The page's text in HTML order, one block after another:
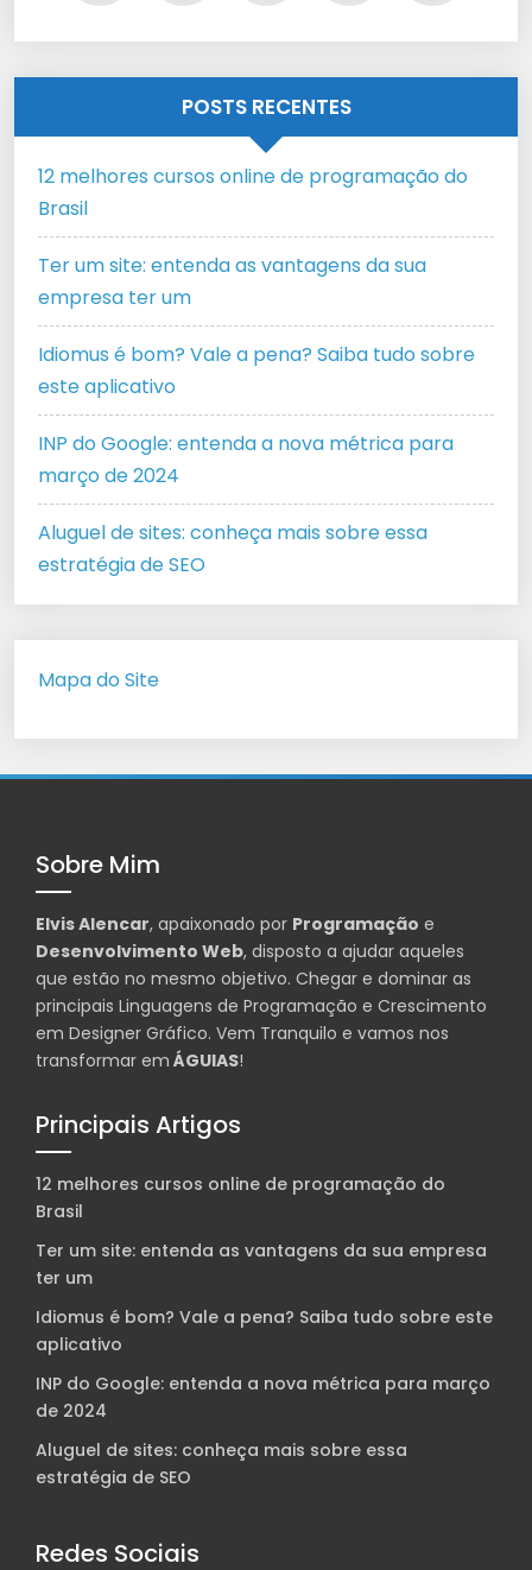
POSTS RECENTES
12 melhores cursos online de programação do
Brasil
Ter um site: entenda as vantagens da sua
empresa ter um
Idiomus é bom? Vale a pena? Saiba tudo sobre
este aplicativo
INP do Google: entenda a nova métrica para
março de 2024
Aluguel de sites: conheça mais sobre essa
estratégia de SEO
Mapa do Site
Sobre Mim
Elvis Alencar, apaixonado por Programação e
Desenvolvimento Web, disposto a ajudar aqueles
que estão no mesmo objetivo. Chegar e dominar as
principais Linguagens de Programação e Crescimento
em Designer Gráfico. Vem Tranquilo e vamos nos
transformar em ÁGUIAS!
Principais Artigos
12 melhores cursos online de programação do
Brasil
Ter um site: entenda as vantagens da sua empresa
ter um
Idiomus é bom? Vale a pena? Saiba tudo sobre este
aplicativo
INP do Google: entenda a nova métrica para março
de 2024
Aluguel de sites: conheça mais sobre essa
estratégia de SEO
Redes Sociais